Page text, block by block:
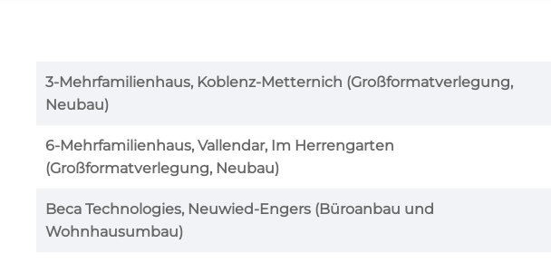
3-Mehrfamilienhaus, Koblenz-Metternich (Großformatverlegung,
Neubau)
6-Mehrfamilienhaus, Vallendar, Im Herrengarten
(Großformatverlegung, Neubau)
Beca Technologies, Neuwied-Engers (Büroanbau und
Wohnhausumbau)